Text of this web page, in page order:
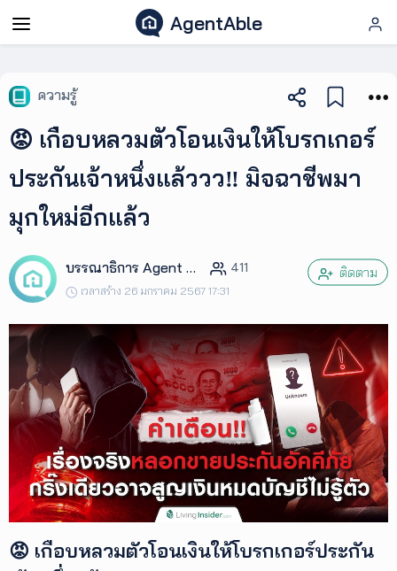
AgentAble
AgentAble
สำหรับ
เอเจ
นท์
AgentClub
AgentTool
UpSkill
Podcast
เพิ่ม
ติดต่อ
เรา
การ
ความรู้
😡 เกือบหลวมตัวโอนเงินให้โบรกเกอร์
ประกันเจ้าหนึ่งแล้ววว‼️ มิจฉาชีพมา
มุกใหม่อีกแล้ว
บรรณาธิการ Agent Club 411
เวลาสร้าง 26 มกราคม 2567 17:31
ติดตาม
😡 เกือบหลวมตัวโอนเงินให้โบรกเกอร์ประกัน